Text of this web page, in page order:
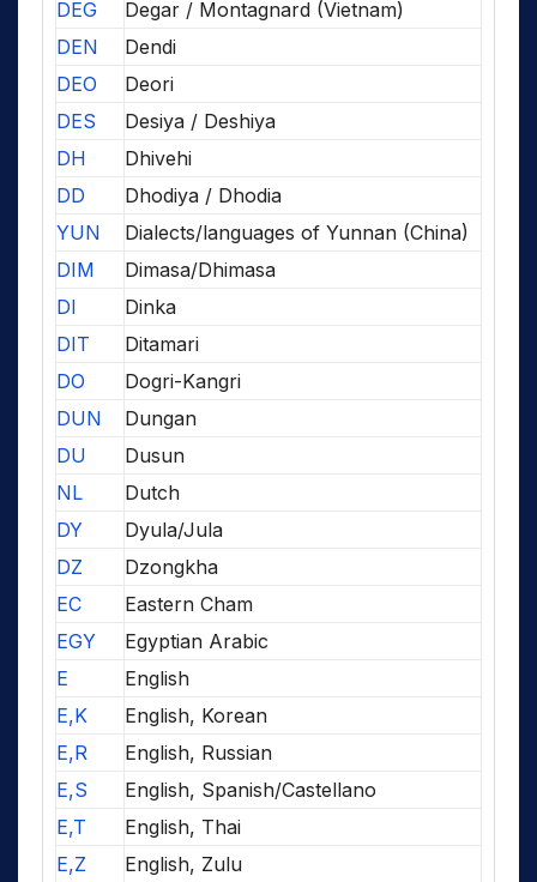
DEG
Degar / Montagnard (Vietnam)
DEN
Dendi
DEO
Deori
DES
Desiya / Deshiya
DH
Dhivehi
DD
Dhodiya / Dhodia
YUN
Dialects/languages of Yunnan (China)
DIM
Dimasa/Dhimasa
DI
Dinka
DIT
Ditamari
DO
Dogri-Kangri
DUN
Dungan
DU
Dusun
NL
Dutch
DY
Dyula/Jula
DZ
Dzongkha
EC
Eastern Cham
EGY
Egyptian Arabic
E
English
E,K
English, Korean
E,R
English, Russian
E,S
English, Spanish/Castellano
E,T
English, Thai
E,Z
English, Zulu